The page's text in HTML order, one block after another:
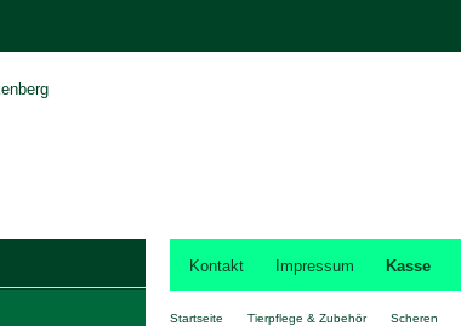
Kontakt Impressum Kasse
Startseite Tierpflege & Zubehör Scheren